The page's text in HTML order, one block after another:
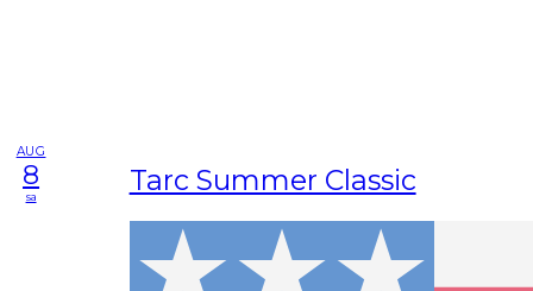
AUG
8
sa Tarc Summer Classic